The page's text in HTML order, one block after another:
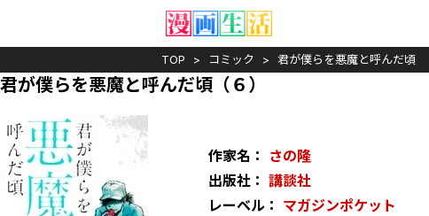
TOP コミック 君が僕らを悪魔と呼んだ頃
君が僕らを悪魔と呼んだ頃（６）
作家名： さの隆
出版社： 講談社
レーベル： マガジンポケット